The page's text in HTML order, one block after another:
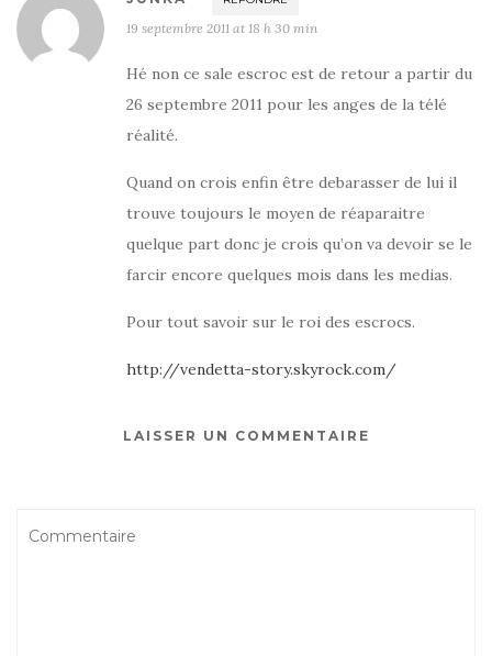
19 septembre 2011 at 18 h 30 min
Hé non ce sale escroc est de retour a partir du
26 septembre 2011 pour les anges de la télé
réalité.
Quand on crois enfin être debarasser de lui il
trouve toujours le moyen de réaparaitre
quelque part donc je crois qu’on va devoir se le
farcir encore quelques mois dans les medias.
Pour tout savoir sur le roi des escrocs.
http://vendetta-story.skyrock.com/
LAISSER UN COMMENTAIRE